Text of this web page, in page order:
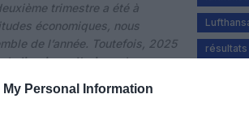
My Personal Information
trimestre a été à
économiques, nous
de l’année. Toutefois, 2025
lalivraison d’avions, les
désavantager face à la